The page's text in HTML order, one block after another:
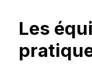
Les